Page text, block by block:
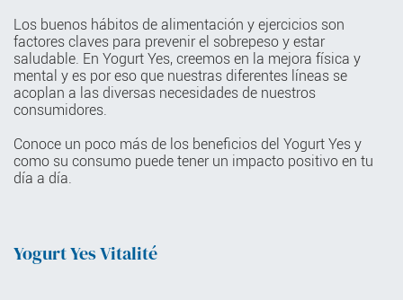
Los buenos hábitos de alimentación y ejercicios son
factores claves para prevenir el sobrepeso y estar
saludable. En Yogurt Yes, creemos en la mejora física y
mental y es por eso que nuestras diferentes líneas se
acoplan a las diversas necesidades de nuestros
consumidores.
Conoce un poco más de los beneficios del Yogurt Yes y
como su consumo puede tener un impacto positivo en tu
día a día.
Yogurt Yes Vitalité